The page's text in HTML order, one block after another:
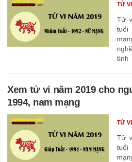
Tử
tình
TỬ
Xem tử vi năm 2019 cho
1994, nam mạng
Tử
tuổi
TỬ